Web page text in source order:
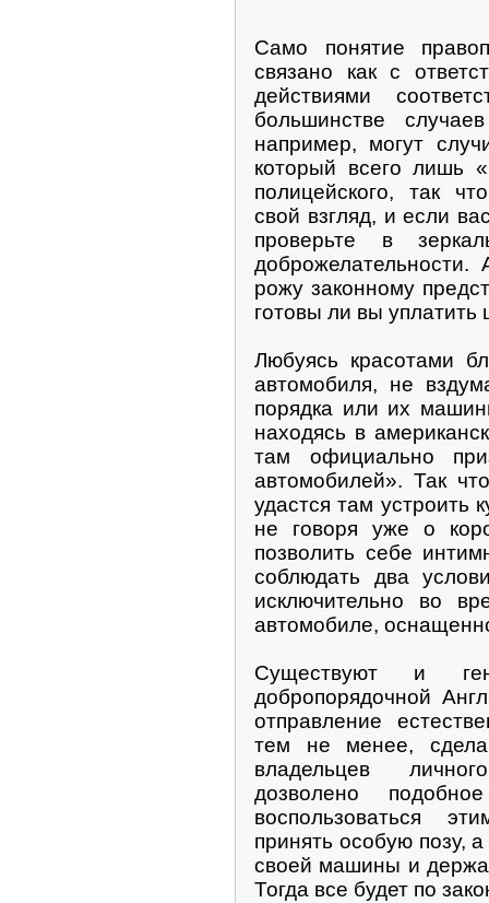
Само понятие
связано как с
действиями
большинстве
например, могут
который всего лишь
полицейского, так
свой взгляд, и если
проверьте в
рожу законному
готовы ли вы
Любуясь красотами
автомобиля, не
порядка или их
находясь в
там официально
автомобилей». Так
удастся там устроить
не говоря уже о
позволить себе
соблюдать два
исключительно во
автомобиле,
Существуют и
добропорядочной
отправление
тем не менее,
владельцев
дозволено
воспользоваться
принять особую позу,
своей машины и
Тогда все будет по